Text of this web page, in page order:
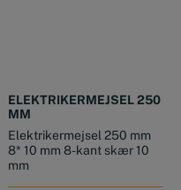
ELEKTRIKERMEJSEL 250
MM
Elektrikermejsel 250 mm
8* 10 mm 8-kant skær 10
mm